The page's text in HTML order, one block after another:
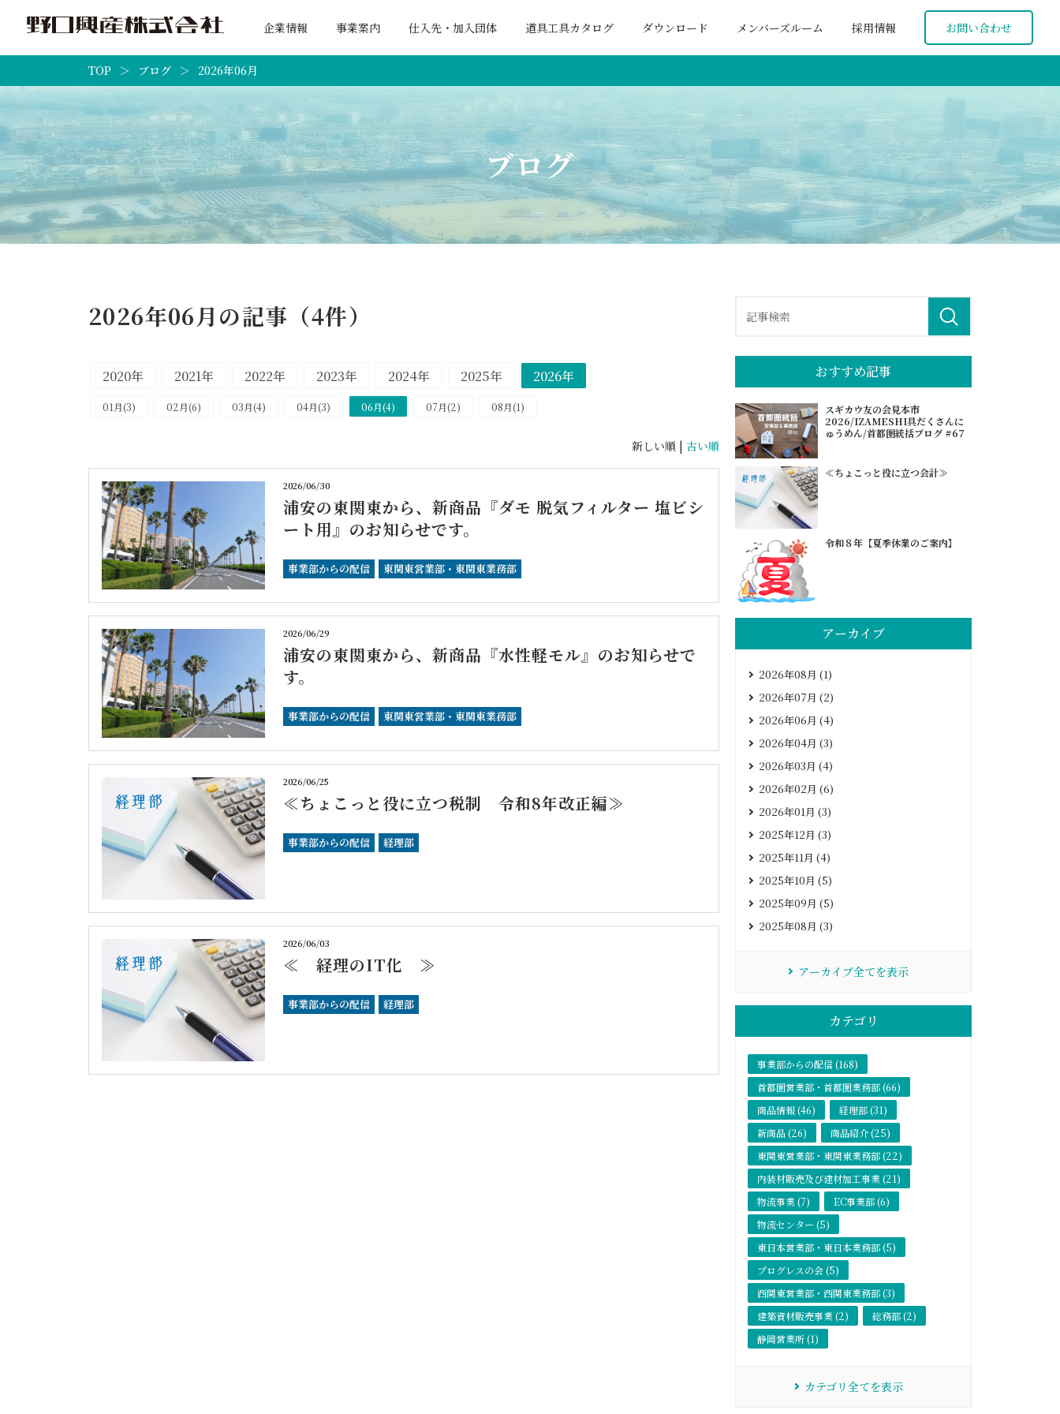
企業情報 事業案内 仕入先・加入団体 道具工具カタログ ダウンロード メンバーズルーム 採用情報 お問い合わせ
TOP ブログ 2026年06月
ブログ
2026年06月の記事（4件）
2020年 2021年 2022年 2023年 2024年 2025年 2026年
01月(3) 02月(6) 03月(4) 04月(3) 06月(4) 07月(2) 08月(1)
新しい順 | 古い順
2026/06/30
浦安の東関東から、新商品『ダモ 脱気フィルター 塩ビシ
ート用』のお知らせです。
事業部からの配信 東関東営業部・東関東業務部
2026/06/29
浦安の東関東から、新商品『水性軽モル』のお知らせで
す。
事業部からの配信 東関東営業部・東関東業務部
2026/06/25
≪ちょこっと役に立つ税制 令和8年改正編≫
事業部からの配信 経理部
2026/06/03
≪ 経理のIT化 ≫
事業部からの配信 経理部
おすすめ記事
スギカウ友の会見本市
2026/IZAMESHI具だくさんに
ゅうめん/首都圏統括ブログ #67
≪ちょこっと役に立つ会計≫
令和８年【夏季休業のご案内】
アーカイブ
2026年08月 (1)
2026年07月 (2)
2026年06月 (4)
2026年04月 (3)
2026年03月 (4)
2026年02月 (6)
2026年01月 (3)
2025年12月 (3)
2025年11月 (4)
2025年10月 (5)
2025年09月 (5)
2025年08月 (3)
アーカイブ全てを表示
カテゴリ
事業部からの配信 (168)
首都圏営業部・首都圏業務部 (66)
商品情報 (46)
経理部 (31)
新商品 (26)
商品紹介 (25)
東関東営業部・東関東業務部 (22)
内装材販売及び建材加工事業 (21)
物流事業 (7)
EC事業部 (6)
物流センター (5)
東日本営業部・東日本業務部 (5)
プログレスの会 (5)
西関東営業部・西関東業務部 (3)
建築資材販売事業 (2)
総務部 (2)
静岡営業所 (1)
カテゴリ全てを表示